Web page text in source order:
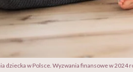
dziecka w Polsce. Wyzwania finansowe w 2024